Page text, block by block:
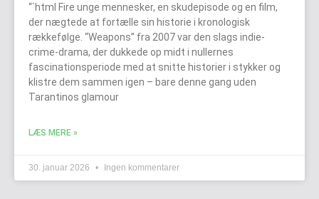
“`html Fire unge mennesker, en skudepisode og en film,
der nægtede at fortælle sin historie i kronologisk
rækkefølge. “Weapons” fra 2007 var den slags indie-
crime-drama, der dukkede op midt i nullernes
fascinationsperiode med at snitte historier i stykker og
klistre dem sammen igen – bare denne gang uden
Tarantinos glamour
LÆS MERE »
30. januar 2026 Ingen kommentarer